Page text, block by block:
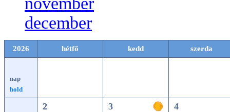
december
2026 hétfő kedd szerda
nap
hold
2 3 4